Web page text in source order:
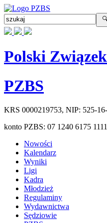
Polski
PZBS
KRS 0000219753, NIP: 525-
konto PZBS: 07 1240 6175
Nowości
Kalendarz
Wyniki
Ligi
Kadra
Młodzież
Regulaminy
Wydawnictwa
Sędziowie